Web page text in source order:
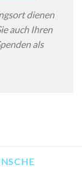
dienen
auch Ihren
als